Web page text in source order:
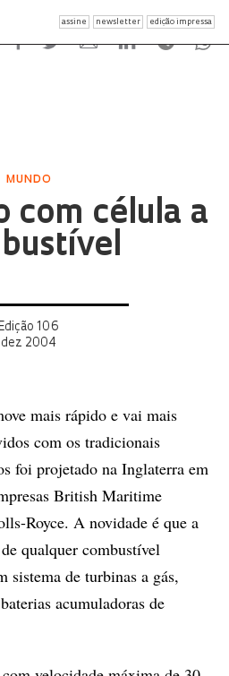
assine newsletter edição impressa
MUNDO
com célula a
Edição 106
dez 2004
mais rápido e vai mais
com os tradicionais
foi projetado na Inglaterra em
British Maritime
Royce. A novidade é que a
qualquer combustível
sistema de turbinas a gás,
acumuladoras de